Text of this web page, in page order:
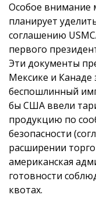
Особое внимание
планирует
соглашению
первого
Эти документы
Мексике и Канаде
беспошлинный
бы США ввели
продукцию по
безопасности
расширении
американская
готовности
квотах.